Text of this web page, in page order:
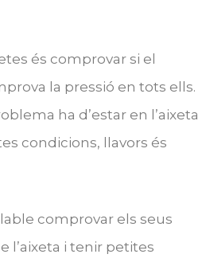
és comprovar si el
la pressió en tots ells.
ha d’estar en l’aixeta
condicions, llavors és
comprovar els seus
l’aixeta i tenir petites